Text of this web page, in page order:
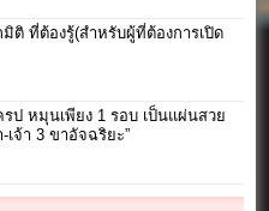
ติ ที่ต้องรู้(สำหรับผู้ที่ต้องการเปิด
รป หมุนเพียง 1 รอบ เป็นแผ่นสวย
เจ้า 3 ขาอัจฉริยะ”